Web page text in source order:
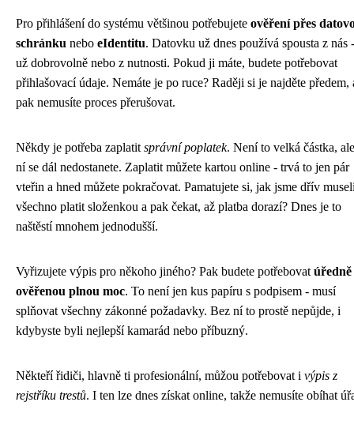
Pro přihlášení do systému většinou potřebujete ověření přes
schránku nebo eIdentitu. Datovku už dnes používá spousta z nás
už dobrovolně nebo z nutnosti. Pokud ji máte, budete potřebovat
přihlašovací údaje. Nemáte je po ruce? Raději si je najděte předem,
pak nemusíte proces přerušovat.
Někdy je potřeba zaplatit správní poplatek. Není to velká částka,
ní se dál nedostanete. Zaplatit můžete kartou online - trvá to jen pár
vteřin a hned můžete pokračovat. Pamatujete si, jak jsme dřív
všechno platit složenkou a pak čekat, až platba dorazí? Dnes je to
naštěstí mnohem jednodušší.
Vyřizujete výpis pro někoho jiného? Pak budete potřebovat úředně
ověřenou plnou moc. To není jen kus papíru s podpisem - musí
splňovat všechny zákonné požadavky. Bez ní to prostě nepůjde, i
kdybyste byli nejlepší kamarád nebo příbuzný.
Někteří řidiči, hlavně ti profesionální, můžou potřebovat i výpis z
rejstříku trestů. I ten lze dnes získat online, takže nemusíte obíhat